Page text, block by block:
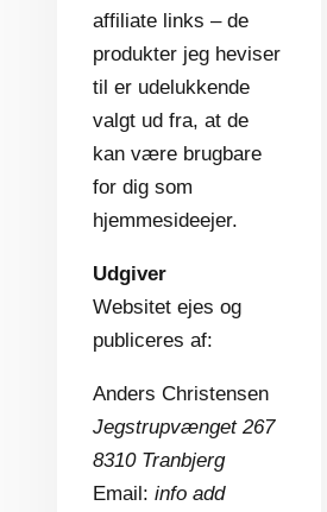
affiliate links – de
produkter jeg heviser
til er udelukkende
valgt ud fra, at de
kan være brugbare
for dig som
hjemmesideejer.
Udgiver
Websitet ejes og
publiceres af:
Anders Christensen
Jegstrupvænget 267
8310 Tranbjerg
Email: info add